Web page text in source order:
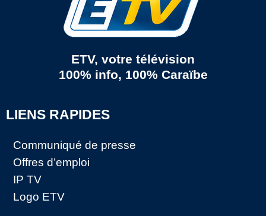
ETV, votre télévision
100% info, 100% Caraïbe
LIENS RAPIDES
Communiqué de presse
Offres d’emploi
IP TV
Logo ETV